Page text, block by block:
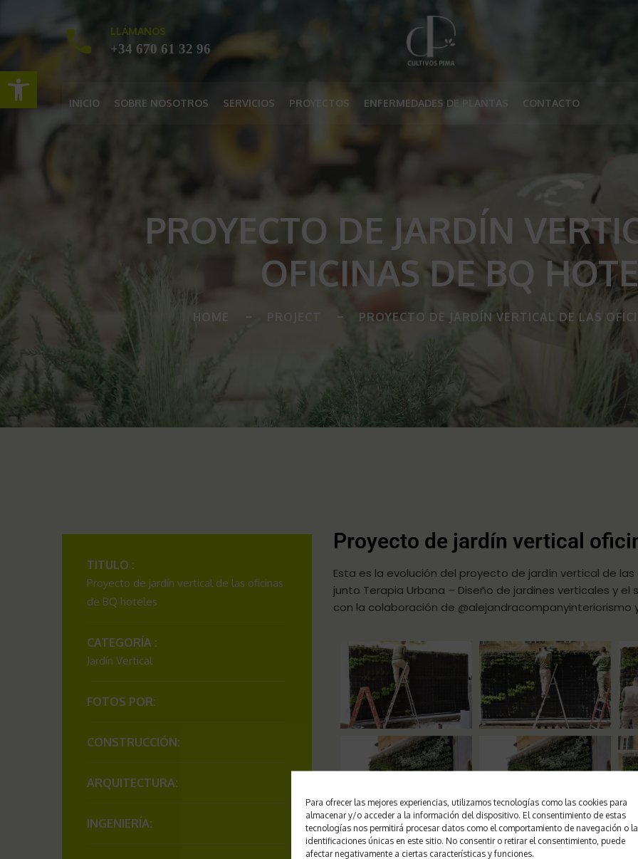
Abrir barra de herramientas
Para ofrecer las mejores experiencias, utilizamos tecnologías como las cookies para
almacenar y/o acceder a la información del dispositivo. El consentimiento de estas
tecnologías nos permitirá procesar datos como el comportamiento de navegación o
identificaciones únicas en este sitio. No consentir o retirar el consentimiento, puede
afectar negativamente a ciertas características y funciones.
LLÁMANOS
+34 670 61 32 96
INICIO SOBRE NOSOTROS SERVICIOS PROYECTOS ENFERMEDADES DE PLANTAS CONTACTO
PROYECTO DE JARDÍN
OFICINAS DE BQ
HOME PROJECT PROYECTO DE JARDÍN VERTICAL DE LAS
TITULO :
Proyecto de jardín vertical de las oficinas
de BQ hoteles
CATEGORÍA :
Jardín Vertical
FOTOS POR:
CONSTRUCCIÓN:
ARQUITECTURA:
INGENIERÍA:
Proyecto de jardín vertical
Esta es la evolución del proyecto de jardín vertical de
junto Terapia Urbana – Diseño de jardines verticales y
con la colaboración de @alejandracompanyinteriorismo